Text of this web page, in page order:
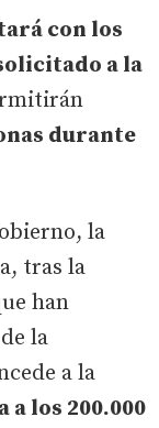
con los
a la
durante
la
tras la
han
la
a la
los 200.000